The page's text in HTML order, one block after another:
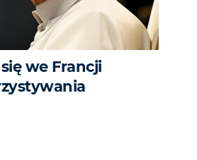
we Francji